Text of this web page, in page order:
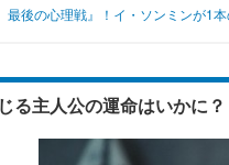
ッピング
タメTOP
音楽
フTOP
ペット
後の心理戦』！イ・ソンミンが1
る主人公の運命はいか